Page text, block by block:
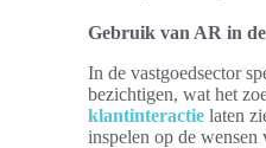
Gebruik van AR in
In de vastgoedsector
bezichtigen, wat het
klantinteractie laten
inspelen op de wensen